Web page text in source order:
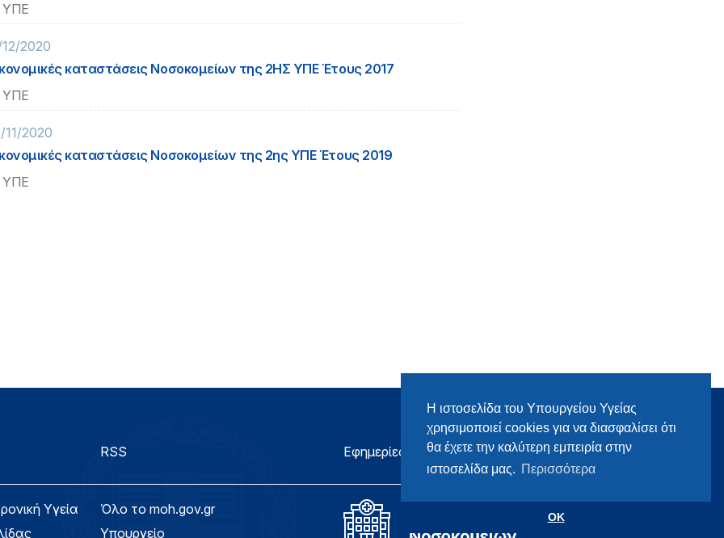
Η ιστοσελίδα του Υπουργείου Υγείας
χρησιμοποιεί cookies για να διασφαλίσει ότι
θα έχετε την καλύτερη εμπειρία στην
ιστοσελίδα μας. Περισσότερα
OK
ΥΠΕ
2020
καταστάσεις Νοσοκομείων της 2ΗΣ ΥΠΕ Έτους 2017
ΥΠΕ
11/2020
καταστάσεις Νοσοκομείων της 2ης ΥΠΕ Έτους 2019
ΥΠΕ
Υγεία
RSS
Όλο το moh.gov.gr
Υπουργείο
Εφημερίες